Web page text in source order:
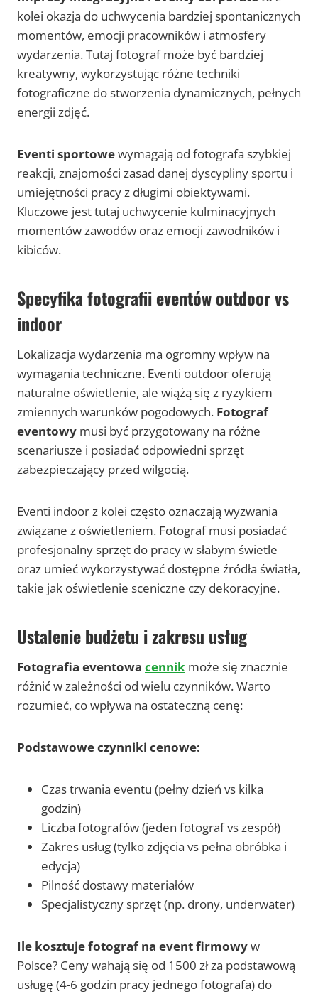
kolei okazja do uchwycenia bardziej spontanicznych
momentów, emocji pracowników i atmosfery
wydarzenia. Tutaj fotograf może być bardziej
kreatywny, wykorzystując różne techniki
fotograficzne do stworzenia dynamicznych, pełnych
energii zdjęć.
Eventi sportowewymagają od fotografa szybkiej
reakcji, znajomości zasad danej dyscypliny sportu i
umiejętności pracy z długimi obiektywami.
Kluczowe jest tutaj uchwycenie kulminacyjnych
momentów zawodów oraz emocji zawodników i
kibiców.
Specyfika fotografii eventów outdoor vs
indoor
Lokalizacja wydarzenia ma ogromny wpływ na
wymagania techniczne. Eventi outdoor oferują
naturalne oświetlenie, ale wiążą się z ryzykiem
zmiennych warunków pogodowych. Fotograf
eventowy musi być przygotowany na różne
scenariusze i posiadać odpowiedni sprzęt
zabezpieczający przed wilgocią.
Eventi indoor z kolei często oznaczają wyzwania
związane z oświetleniem. Fotograf musi posiadać
profesjonalny sprzęt do pracy w słabym świetle
oraz umieć wykorzystywać dostępne źródła światła,
takie jak oświetlenie sceniczne czy dekoracyjne.
Ustalenie budżetu i zakresu usług
Fotografia eventowa cennik może się znacznie
różnić w zależności od wielu czynników. Warto
rozumieć, co wpływa na ostateczną cenę:
Podstawowe czynniki cenowe:
Czas trwania eventu (pełny dzień vs kilka
godzin)
Liczba fotografów (jeden fotograf vs zespół)
Zakres usług (tylko zdjęcia vs pełna obróbka i
edycja)
Pilność dostawy materiałów
Specjalistyczny sprzęt (np. drony, underwater)
Ile kosztuje fotograf na event firmowyw
Polsce? Ceny wahają się od 1500 zł za podstawową
usługę (4-6 godzin pracy jednego fotografa) do